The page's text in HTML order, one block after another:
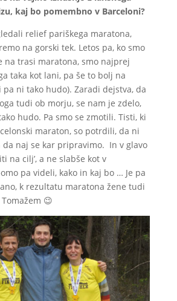
kaj bo pomembno v Barceloni?
relief pariškega maratona,
na gorski tek. Letos pa, ko smo
na trasi maratona, smo najprej
taka kot lani, pa še to bolj na
ni tako hudo). Zaradi dejstva, da
tudi ob morju, se nam je zdelo,
hudo. Pa smo se zmotili. Tisti, ki
maraton, so potrdili, da ni
da naj se kar pripravimo. In v glavo
na cilj’, a ne slabše kot v
pa videli, kako in kaj bo … Je pa
k rezultatu maratona žene tudi
😉